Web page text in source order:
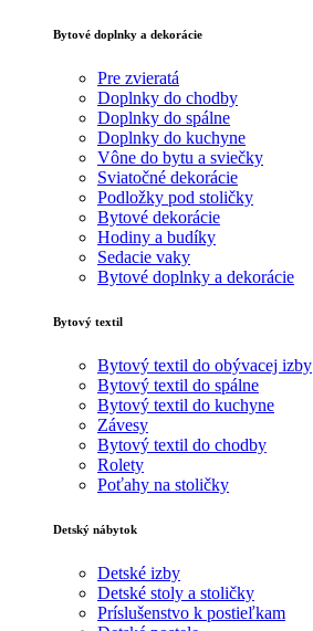
Bytové doplnky a dekorácie
Pre zvieratá
Doplnky do chodby
Doplnky do spálne
Doplnky do kuchyne
Vône do bytu a sviečky
Sviatočné dekorácie
Podložky pod stoličky
Bytové dekorácie
Hodiny a budíky
Sedacie vaky
Bytové doplnky a dekorácie
Bytový textil
Bytový textil do obývacej izby
Bytový textil do spálne
Bytový textil do kuchyne
Závesy
Bytový textil do chodby
Rolety
Poťahy na stoličky
Detský nábytok
Detské izby
Detské stoly a stoličky
Príslušenstvo k postieľkam